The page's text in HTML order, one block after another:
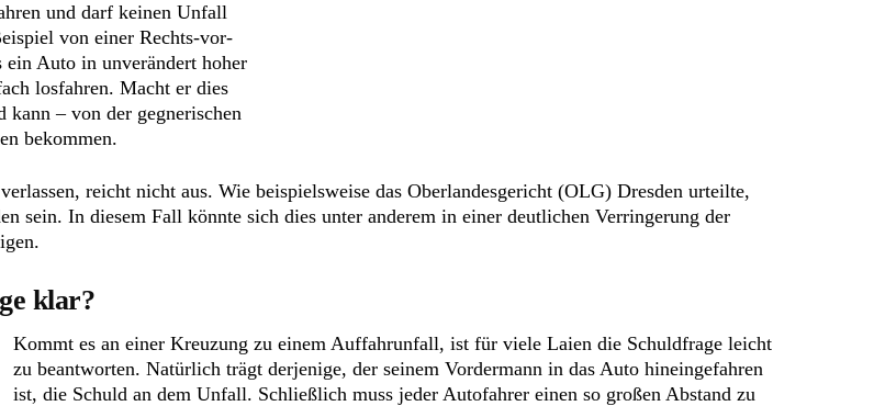
und darf keinen Unfall
von einer Rechts-vor-
Auto in unverändert hoher
losfahren. Macht er dies
kann – von der gegnerischen
bekommen.
reicht nicht aus. Wie beispielsweise das Oberlandesgericht (OLG) Dresden urteilte,
sein. In diesem Fall könnte sich dies unter anderem in einer deutlichen Verringerung der
klar?
Kommt es an einer Kreuzung zu einem Auffahrunfall, ist für viele Laien die Schuldfrage leicht
zu beantworten. Natürlich trägt derjenige, der seinem Vordermann in das Auto hineingefahren
ist, die Schuld an dem Unfall. Schließlich muss jeder Autofahrer einen so großen Abstand zu